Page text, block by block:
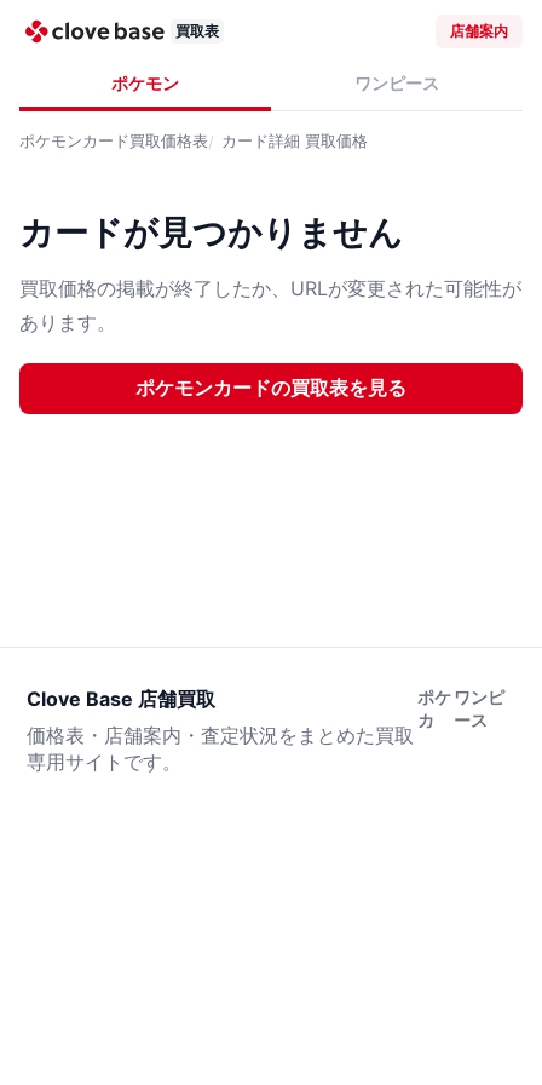
買取表 店舗案内
ポケモン ワンピース
ポケモンカード買取価格表 カード詳細 買取価格
カードが見つかりません
買取価格の掲載が終了したか、URLが変更された可能性が
あります。
ポケモンカードの買取表を見る
Clove Base 店舗買取
価格表・店舗案内・査定状況をまとめた買取
専用サイトです。
ポケ
カ
ワンピ
ース